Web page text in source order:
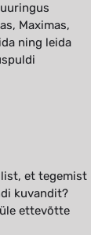
Maximas,
ning leida
et tegemist
kuvandit?
ettevõtte